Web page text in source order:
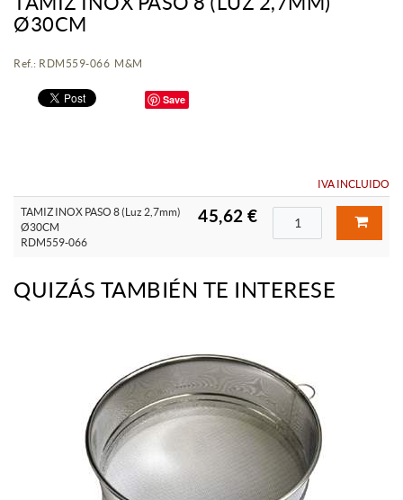
Ø30CM
Ref.: RDM559-066 M&M
Save
IVA INCLUIDO
TAMIZ INOX PASO 8 (Luz 2,7mm)
Ø30CM
RDM559-066
45,62 €
QUIZÁS TAMBIÉN TE INTERESE